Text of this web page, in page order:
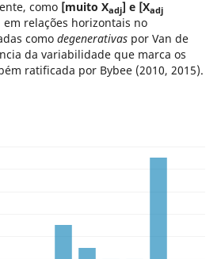
como [muito Xadj] e [Xadj
relações horizontais no
como degenerativaspor Van de
da variabilidade que marca os
ratificada por Bybee (2010, 2015).